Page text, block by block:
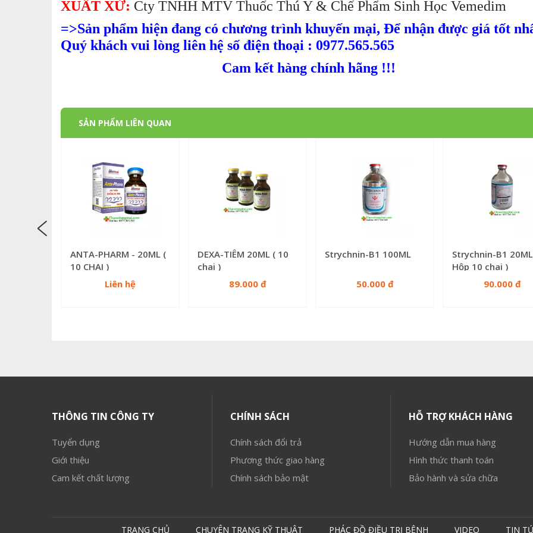
XUẤT XỨ: Cty TNHH MTV Thuốc Thú Y & Chế Phẩm Sinh Học Vemedim
=>Sản phẩm hiện đang có chương trình khuyến mại, Để nhận được giá tốt
Quý khách vui lòng liên hệ số điện thoại : 0977.565.565
Cam kết hàng chính hãng !!!
SẢN PHẨM LIÊN QUAN
ANTA-PHARM - 20ML (
10 CHAI )
Liên hệ
DEXA-TIÊM 20ML ( 10
chai )
89.000 đ
Strychnin-B1 100ML
50.000 đ
Strychnin-B1
Hộp 10 chai )
90.000 đ
THÔNG TIN CÔNG TY
Tuyển dụng
Giới thiệu
Cam kết chất lượng
CHÍNH SÁCH
Chính sách đổi trả
Phương thức giao hàng
Chính sách bảo mật
HỖ TRỢ KHÁCH HÀNG
Hướng dẫn mua hàng
Hình thức thanh toán
Bảo hành và sửa chữa
TRANG CHỦ CHUYÊN TRANG KỸ THUẬT PHÁC ĐỒ ĐIỀU TRỊ BỆNH VIDEO TIN